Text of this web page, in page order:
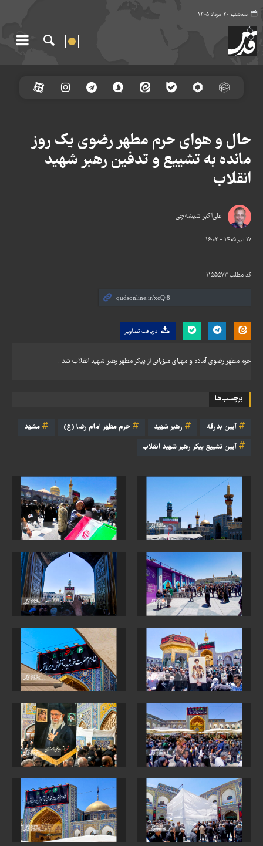
سه‌شنبه ۲۰ مرداد ۱۴۰۵
علی‌اکبر شیشه‌چی
۱۷ تیر ۱۴۰۵ - ۱۶:۰۲
کد مطلب ۱۱۵۵۵۷۳
دریافت تصاویر
حال و هوای حرم مطهر رضوی یک روز
مانده به تشییع و تدفین رهبر شهید
انقلاب
حرم مطهر رضوی آماده و مهیای میزبانی از پیکر مطهر رهبر شهید انقلاب شد .
برچسب‌ها
آيين بدرقه رهبر شهید حرم مطهر امام رضا (ع)
مشهد
آیین تشییع پیکر رهبر شهید انقلاب